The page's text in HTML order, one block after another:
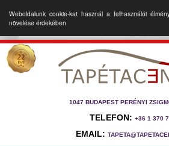
Weboldalunk cookie-kat használ a felhasználói
növelése érdekében
1047 BUDAPEST PERÉNYI
TELEFON: +36 1 370
EMAIL: